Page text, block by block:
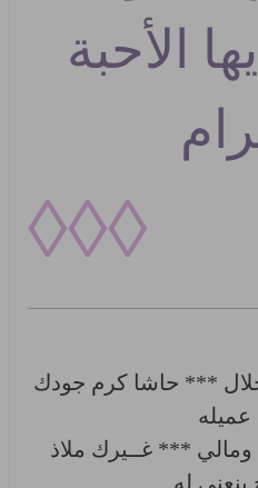
الأحبة
◊◊◊
*** حاشا كرم جودك
عميله
*** غــيرك ملاذ
ينعني له